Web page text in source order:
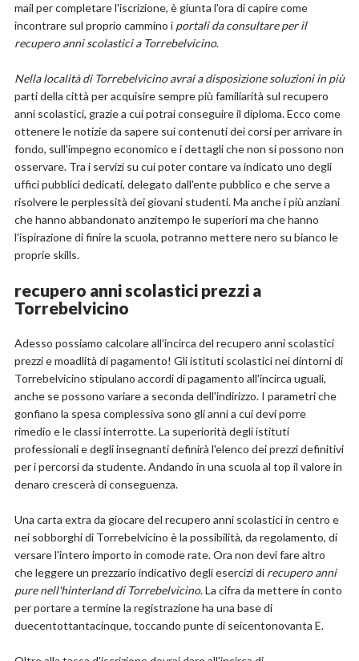
mail per completare l'iscrizione, è giunta l'ora di capire come
incontrare sul proprio cammino i portali da consultare per il
recupero anni scolastici a Torrebelvicino.
Nella località di Torrebelvicino avrai a disposizione soluzioni in più
parti della città per acquisire sempre più familiarità sul recupero
anni scolastici, grazie a cui potrai conseguire il diploma. Ecco come
ottenere le notizie da sapere sui contenuti dei corsi per arrivare in
fondo, sull'impegno economico e i dettagli che non si possono non
osservare. Tra i servizi su cui poter contare va indicato uno degli
uffici pubblici dedicati, delegato dall'ente pubblico e che serve a
risolvere le perplessità dei giovani studenti. Ma anche i più anziani
che hanno abbandonato anzitempo le superiori ma che hanno
l'ispirazione di finire la scuola, potranno mettere nero su bianco le
proprie skills.
recupero anni scolastici prezzi a
Torrebelvicino
Adesso possiamo calcolare all'incirca del recupero anni scolastici
prezzi e moadlità di pagamento! Gli istituti scolastici nei dintorni di
Torrebelvicino stipulano accordi di pagamento all'incirca uguali,
anche se possono variare a seconda dell'indirizzo. I parametri che
gonfiano la spesa complessiva sono gli anni a cui devi porre
rimedio e le classi interrotte. La superiorità degli istituti
professionali e degli insegnanti definirà l'elenco dei prezzi definitivi
per i percorsi da studente. Andando in una scuola al top il valore in
denaro crescerà di conseguenza.
Una carta extra da giocare del recupero anni scolastici in centro e
nei sobborghi di Torrebelvicino è la possibilità, da regolamento, di
versare l'intero importo in comode rate. Ora non devi fare altro
che leggere un prezzario indicativo degli esercizi di recupero anni
pure nell'hinterland di Torrebelvicino. La cifra da mettere in conto
per portare a termine la registrazione ha una base di
duecentottantacinque, toccando punte di seicentonovanta E.